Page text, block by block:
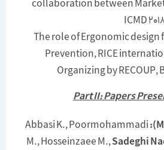
collaboration between
The role of Ergonomic
Prevention, RICE
Organizing by
Part II: Papers
Abbasi K.,
M., Hosseinzaee M.,